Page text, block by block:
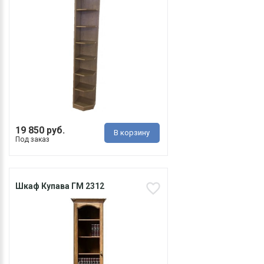
19 850 руб.
Под заказ
В корзину
Шкаф Купава ГМ 2312